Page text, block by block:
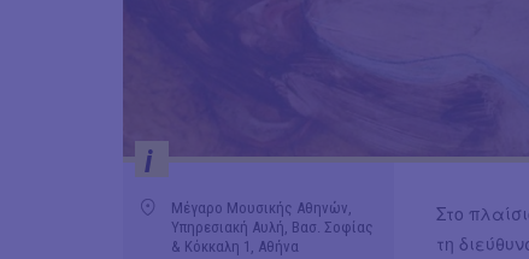
i
Μέγαρο Μουσικής Αθηνών,
Υπηρεσιακή Αυλή, Βασ. Σοφίας
& Κόκκαλη 1, Αθήνα
Στο
τη